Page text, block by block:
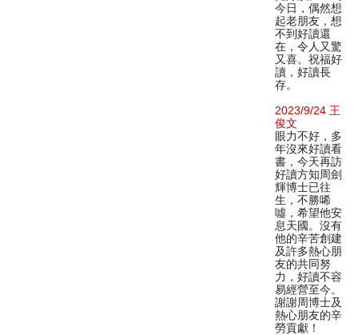
今日，偶然想
起老朋友，想
不到好讀還
在，令人又驚
又喜。祝福好
讀，好讀長
存。
2023/9/24 王
俊文
眼力不好，多
年沒來好讀看
書，今天再訪
好讀方知周劍
輝博士已往
生，不勝唏
噓，希望他安
息天國。沒有
他的辛苦創建
及許多熱心朋
友的共同努
力，好讀不容
易經營至今。
謝謝周博士及
熱心朋友的辛
勞貢獻！